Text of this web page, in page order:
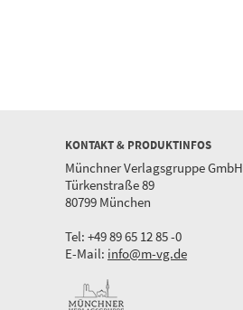
KONTAKT & PRODUKTINFOS
Münchner Verlagsgruppe GmbH
Türkenstraße 89
80799 München
Tel: +49 89 65 12 85 -0
E-Mail: info@m-vg.de